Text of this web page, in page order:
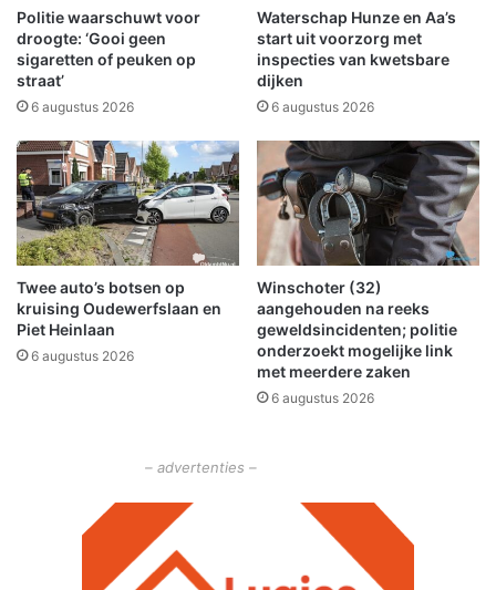
a
k
e
n
z
c
h
z
o
r
g
e
n
o
v
Politie waarschuwt voor
droogte: ‘Gooi geen
sigaretten of peuken op
straat’
6 augustus 2026
Waterschap Hunze en Aa’s
start uit voorzorg met
inspecties van kwetsbare
dijken
6 augustus 2026
Twee auto’s botsen op
kruising Oudewerfslaan en
Piet Heinlaan
6 augustus 2026
Winschoter (32)
aangehouden na reeks
geweldsincidenten; politie
onderzoekt mogelijke link
met meerdere zaken
6 augustus 2026
– advertenties –